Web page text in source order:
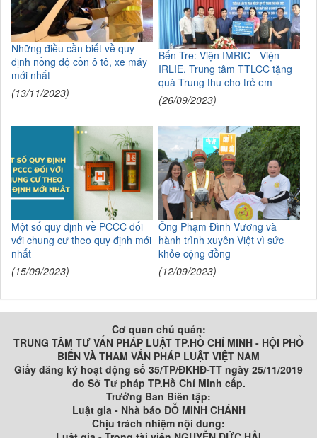
Những điều cần biết về quy
định nồng độ cồn ô tô, xe máy
mới nhất
(13/11/2023)
Bến Tre: Viện IMRIC - Viện
IRLIE, Trung tâm TTLCC tặng
quà Trung thu cho trẻ em
(26/09/2023)
Một số quy định về PCCC đối
với chung cư theo quy định mới
nhất
(15/09/2023)
Ông Phạm Đình Vương và
hành trình xuyên Việt vì sức
khỏe cộng đồng
(12/09/2023)
Cơ quan chủ quản:
TRUNG TÂM TƯ VẤN PHÁP LUẬT TP.HỒ CHÍ MINH - HỘI PHỔ
BIẾN VÀ THAM VẤN PHÁP LUẬT VIỆT NAM
Giấy đăng ký hoạt động số 35/TP/ĐKHĐ-TT ngày 25/11/2019
do Sở Tư pháp TP.Hồ Chí Minh cấp.
Trưởng Ban Biên tập:
Luật gia - Nhà báo ĐỖ MINH CHÁNH
Chịu trách nhiệm nội dung: